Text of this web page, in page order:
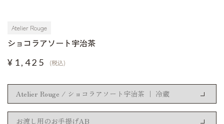
Atelier Rouge
ショコラアソート宇治茶
¥1,425 (税込)